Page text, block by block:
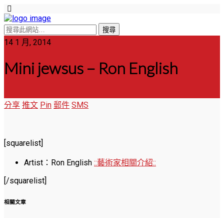
14 1 月, 2014
Mini jewsus – Ron English
分享 推文 Pin 郵件 SMS
[squarelist]
Artist：Ron English ::藝術家相關介紹::
[/squarelist]
相關文章